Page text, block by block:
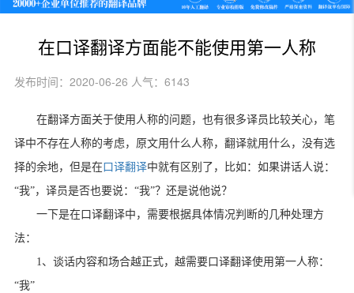
在口译翻译方面能不能使用第一人称
发布时间：2020-06-26 人气：6143
在翻译方面关于使用人称的问题，也有很多译员比较关心，笔
译中不存在人称的考虑，原文用什么人称，翻译就用什么，没有选
择的余地，但是在口译翻译中就有区别了，比如：如果讲话人说：
“我”，译员是否也要说：“我”？还是说他说？
一下是在口译翻译中，需要根据具体情况判断的几种处理方
法：
1、谈话内容和场合越正式，越需要口译翻译使用第一人称：
“我”